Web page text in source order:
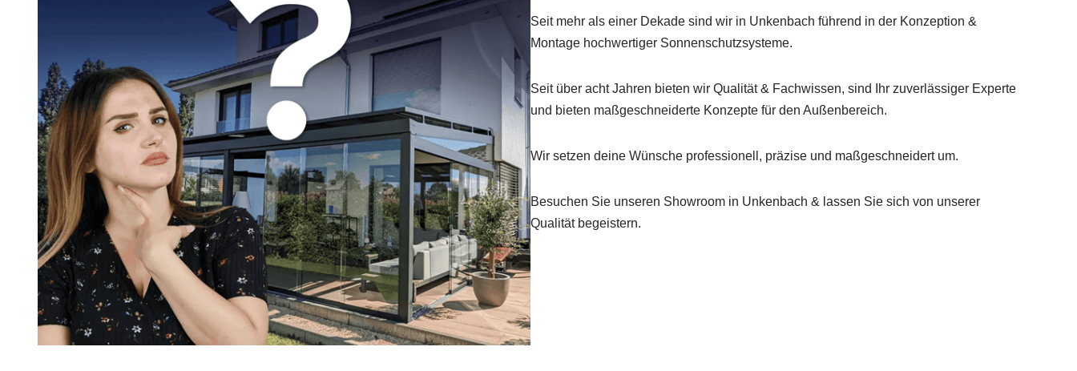
Seit mehr als einer Dekade sind wir in Unkenbach führend in der Konzeption &
Montage hochwertiger Sonnenschutzsysteme.
Seit über acht Jahren bieten wir Qualität & Fachwissen, sind Ihr zuverlässiger Experte
und bieten maßgeschneiderte Konzepte für den Außenbereich.
Wir setzen deine Wünsche professionell, präzise und maßgeschneidert um.
Besuchen Sie unseren Showroom in Unkenbach & lassen Sie sich von unserer
Qualität begeistern.